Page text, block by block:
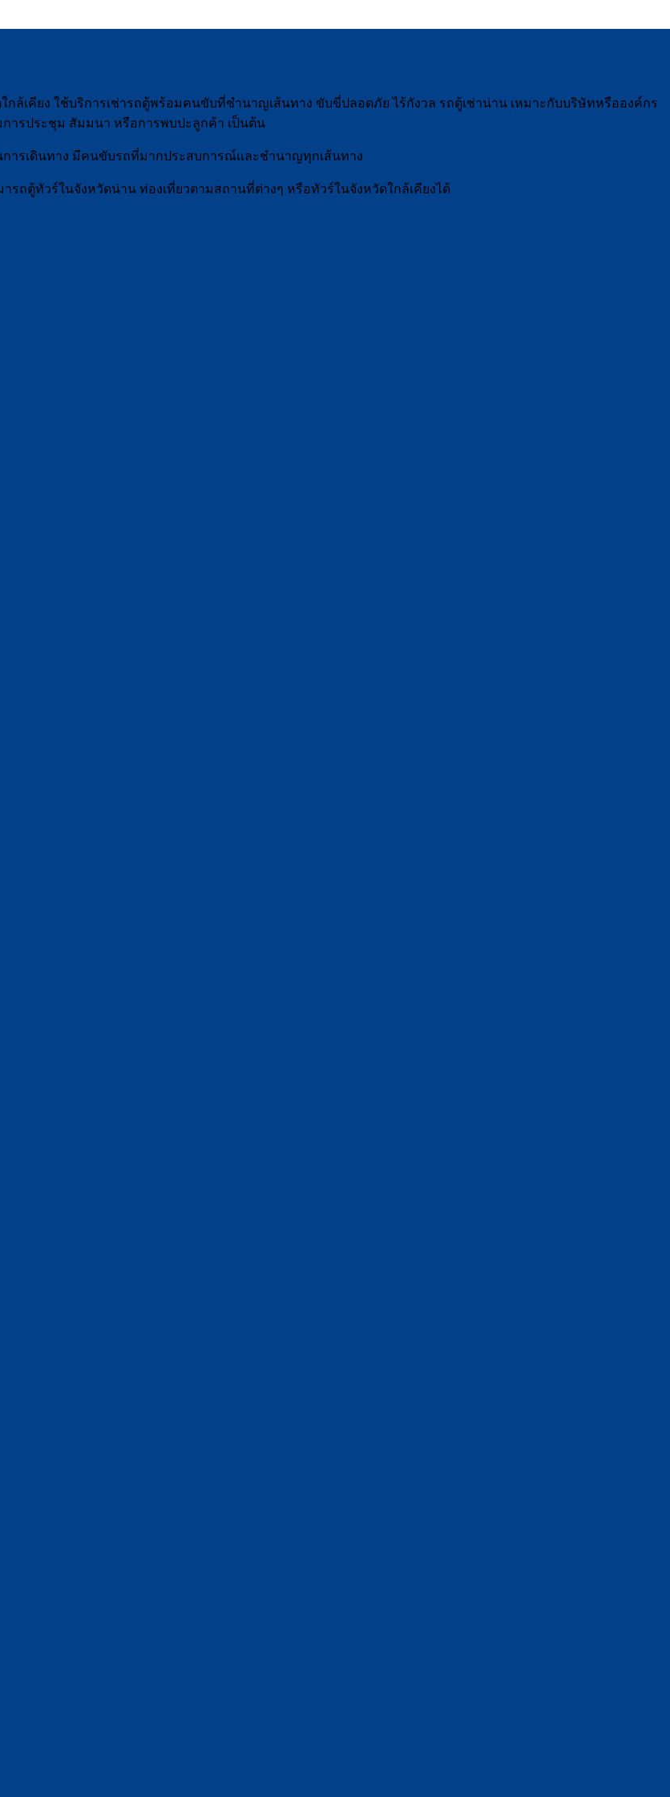
กล้เคียง ใช้บริการเช่ารถตู้พร้อมคนขับที่ชำนาญเส้นทาง ขับขี่ปลอดภัย ไร้กังวล รถตู้เช่าน่าน เหมาะกับบริษัทหรือองค์กร
ารประชุม สัมมนา หรือการพบปะลูกค้า เป็นต้น
ารเดินทาง มีคนขับรถที่มากประสบการณ์และชำนาญทุกเส้นทาง
ถตู้ทัวร์ในจังหวัดน่าน ท่องเที่ยวตามสถานที่ต่างๆ หรือทัวร์ในจังหวัดใกล้เคียงได้